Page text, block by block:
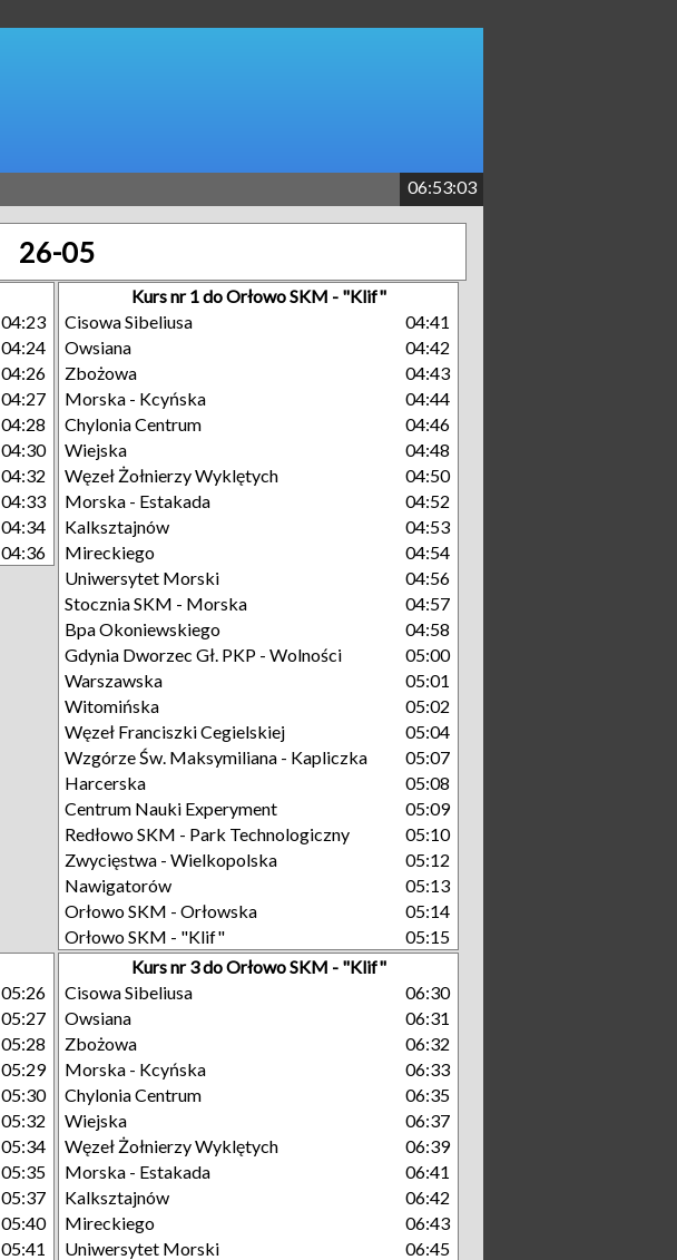
06:53:04
26-05
04:23
04:24
04:26
04:27
04:28
04:30
04:32
04:33
04:34
04:36
Kurs nr 1 do Orłowo SKM - "Klif"
Cisowa Sibeliusa
04:41
Owsiana
04:42
Zbożowa
04:43
Morska - Kcyńska
04:44
Chylonia Centrum
04:46
Wiejska
04:48
Węzeł Żołnierzy Wyklętych
04:50
Morska - Estakada
04:52
Kalksztajnów
04:53
Mireckiego
04:54
Uniwersytet Morski
04:56
Stocznia SKM - Morska
04:57
Bpa Okoniewskiego
04:58
Gdynia Dworzec Gł. PKP - Wolności
05:00
Warszawska
05:01
Witomińska
05:02
Węzeł Franciszki Cegielskiej
05:04
Wzgórze Św. Maksymiliana - Kapliczka
05:07
Harcerska
05:08
Centrum Nauki Experyment
05:09
Redłowo SKM - Park Technologiczny
05:10
Zwycięstwa - Wielkopolska
05:12
Nawigatorów
05:13
Orłowo SKM - Orłowska
05:14
Orłowo SKM - "Klif"
05:15
05:26
05:27
05:28
05:29
05:30
05:32
05:34
05:35
05:37
05:40
05:41
Kurs nr 3 do Orłowo SKM - "Klif"
Cisowa Sibeliusa
06:30
Owsiana
06:31
Zbożowa
06:32
Morska - Kcyńska
06:33
Chylonia Centrum
06:35
Wiejska
06:37
Węzeł Żołnierzy Wyklętych
06:39
Morska - Estakada
06:41
Kalksztajnów
06:42
Mireckiego
06:43
Uniwersytet Morski
06:45